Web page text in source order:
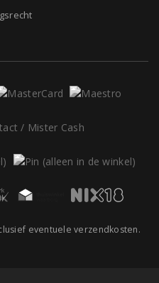
eventuele verzendkosten.